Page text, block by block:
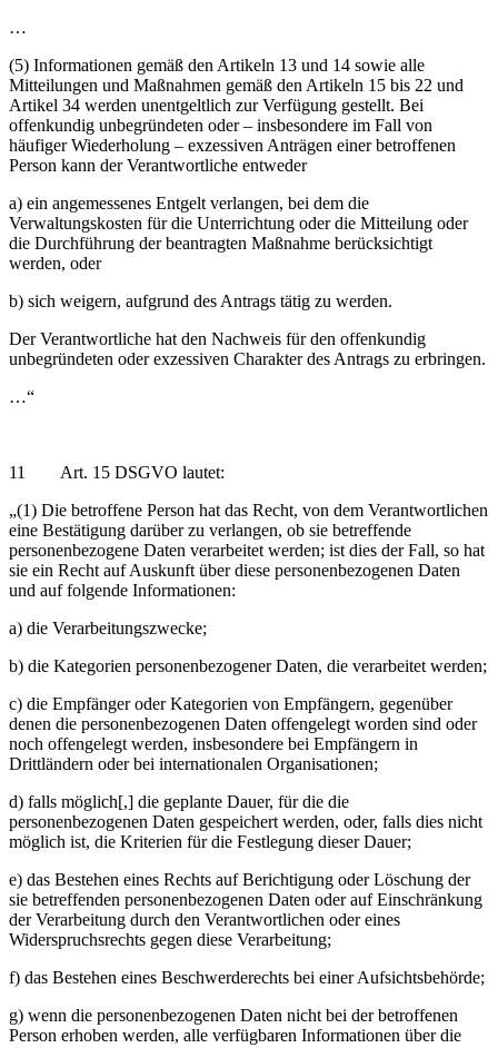
…
(5) Informationen gemäß den Artikeln 13 und 14 sowie alle
Mitteilungen und Maßnahmen gemäß den Artikeln 15 bis 22 und
Artikel 34 werden unentgeltlich zur Verfügung gestellt. Bei
offenkundig unbegründeten oder – insbesondere im Fall von
häufiger Wiederholung – exzessiven Anträgen einer betroffenen
Person kann der Verantwortliche entweder
a) ein angemessenes Entgelt verlangen, bei dem die
Verwaltungskosten für die Unterrichtung oder die Mitteilung oder
die Durchführung der beantragten Maßnahme berücksichtigt
werden, oder
b) sich weigern, aufgrund des Antrags tätig zu werden.
Der Verantwortliche hat den Nachweis für den offenkundig
unbegründeten oder exzessiven Charakter des Antrags zu erbringen.
…“
11 Art. 15 DSGVO lautet:
„(1) Die betroffene Person hat das Recht, von dem Verantwortlichen
eine Bestätigung darüber zu verlangen, ob sie betreffende
personenbezogene Daten verarbeitet werden; ist dies der Fall, so hat
sie ein Recht auf Auskunft über diese personenbezogenen Daten
und auf folgende Informationen:
a) die Verarbeitungszwecke;
b) die Kategorien personenbezogener Daten, die verarbeitet werden;
c) die Empfänger oder Kategorien von Empfängern, gegenüber
denen die personenbezogenen Daten offengelegt worden sind oder
noch offengelegt werden, insbesondere bei Empfängern in
Drittländern oder bei internationalen Organisationen;
d) falls möglich[,] die geplante Dauer, für die die
personenbezogenen Daten gespeichert werden, oder, falls dies nicht
möglich ist, die Kriterien für die Festlegung dieser Dauer;
e) das Bestehen eines Rechts auf Berichtigung oder Löschung der
sie betreffenden personenbezogenen Daten oder auf Einschränkung
der Verarbeitung durch den Verantwortlichen oder eines
Widerspruchsrechts gegen diese Verarbeitung;
f) das Bestehen eines Beschwerderechts bei einer Aufsichtsbehörde;
g) wenn die personenbezogenen Daten nicht bei der betroffenen
Person erhoben werden, alle verfügbaren Informationen über die